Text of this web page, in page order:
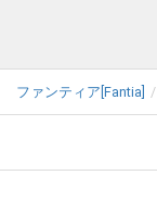
ファンティア[Fantia]